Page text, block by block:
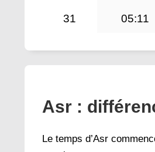
31 05:11
Asr :
Le temps d’Asr